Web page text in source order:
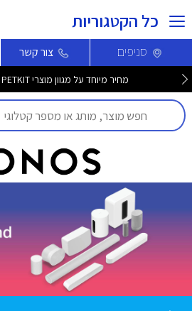
כל הקטגוריות
סניפים צור קשר
מחיר מיוחד על מגוון מוצרי PETKIT לחברי מועדון >>